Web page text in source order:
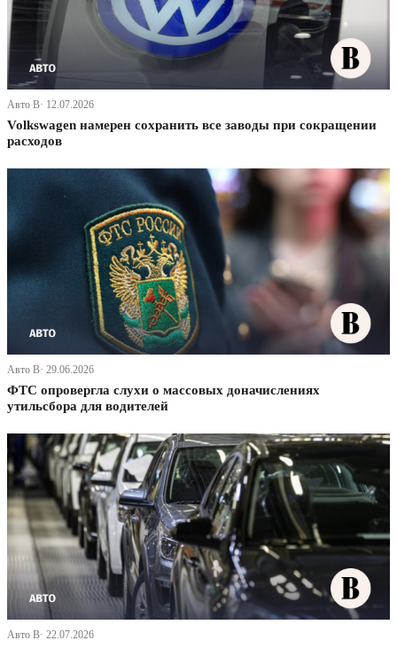
Авто В· 12.07.2026
Volkswagen намерен сохранить все заводы при сокращении
расходов
Авто В· 29.06.2026
ФТС опровергла слухи о массовых доначислениях
утильсбора для водителей
Авто В· 22.07.2026